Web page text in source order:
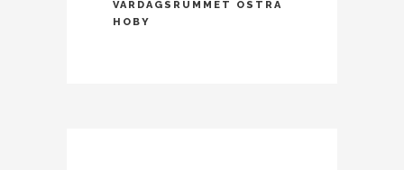
VARDAGSRUMMET ÖSTRA
HOBY